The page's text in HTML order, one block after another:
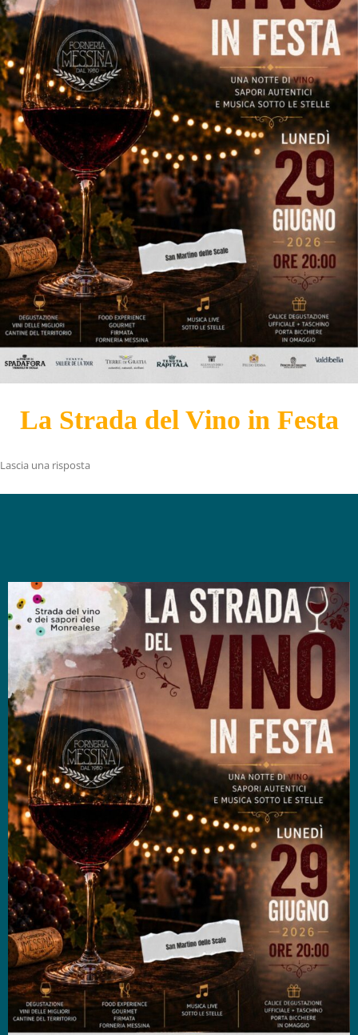
La Strada del Vino in Festa
Lascia una risposta